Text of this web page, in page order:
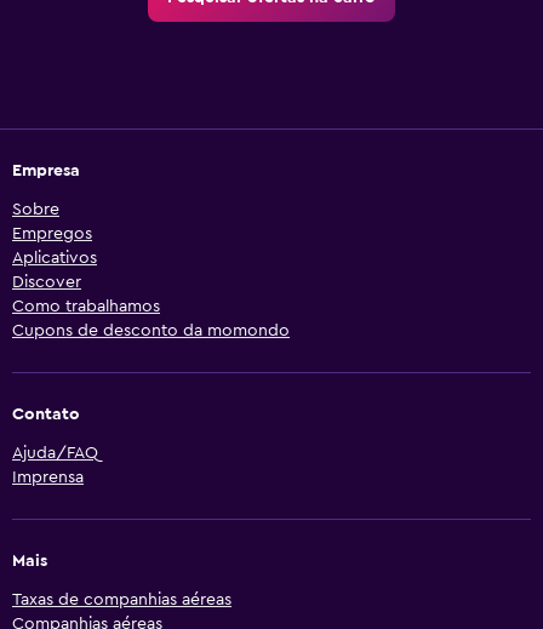
Empresa
Sobre
Empregos
Aplicativos
Discover
Como trabalhamos
Cupons de desconto da momondo
Contato
Ajuda/FAQ
Imprensa
Mais
Taxas de companhias aéreas
Companhias aéreas